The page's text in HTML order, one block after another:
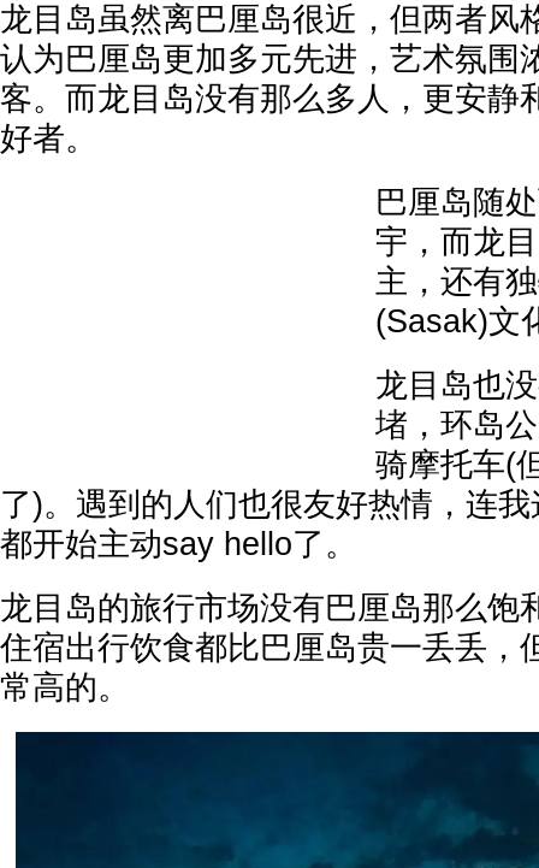
龙目岛虽然离巴厘岛很近，但两者风
认为巴厘岛更加多元先进，艺术氛围
客。而龙目岛没有那么多人，更安静
好者。
巴厘岛随
宇，而龙
主，还有
(Sasak)文
龙目岛也
堵，环岛
骑摩托车(
了)。遇到的人们也很友好热情，连
都开始主动say hello了。
龙目岛的旅行市场没有巴厘岛那么饱
住宿出行饮食都比巴厘岛贵一丢丢，
常高的。